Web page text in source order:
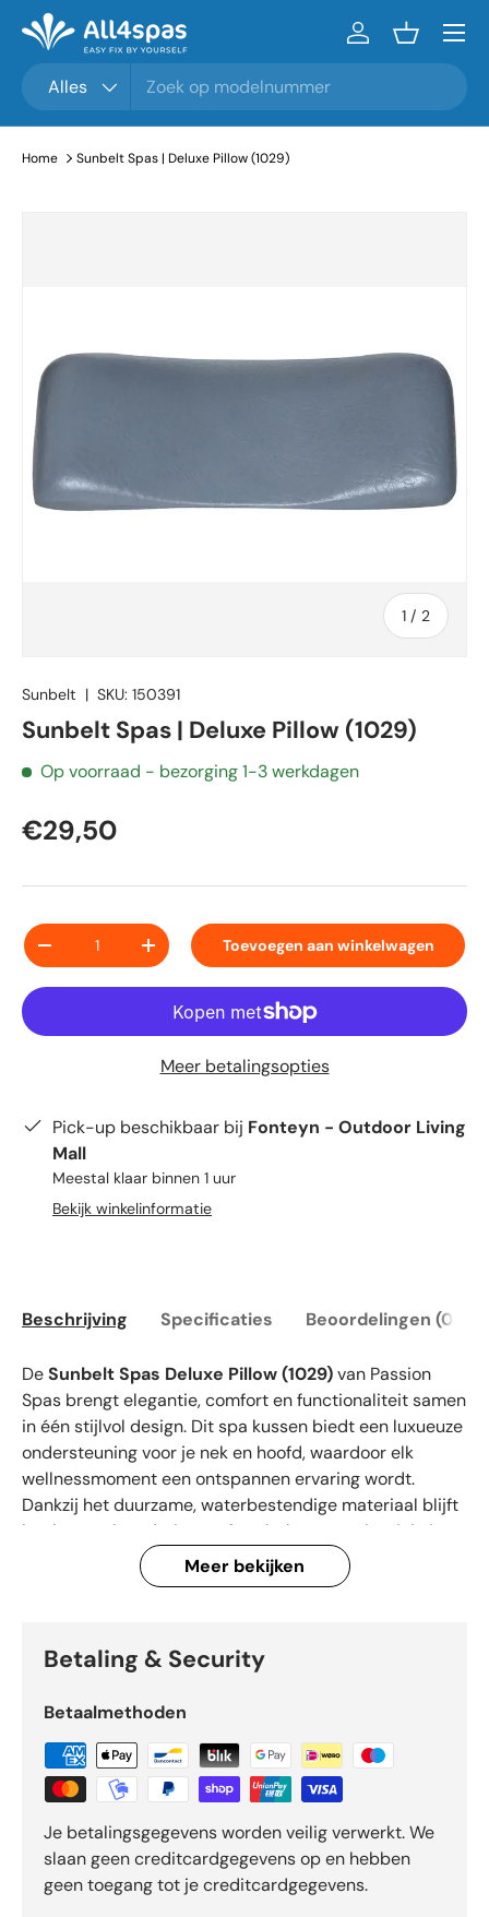
Ga naar inhoud
Alles
InloggenMandje
Menu
Home Sunbelt Spas | Deluxe Pillow (1029)
1 / van
2
Sunbelt | SKU: 150391
Sunbelt Spas | Deluxe Pillow (1029)
Op voorraad - bezorging 1-3 werkdagen
€29,50
Aantal
-
+ Toevoegen aan winkelwagen
Meer betalingsopties
Pick-up beschikbaar bij Fonteyn - Outdoor Living
Mall
Meestal klaar binnen 1 uur
Bekijk winkelinformatie
Beschrijving Specificaties Beoordelingen (0)
DeSunbelt Spas Deluxe Pillow (1029)van Passion
Spas brengt elegantie, comfort en functionaliteit samen
in één stijlvol design. Dit spa kussen biedt een luxueuze
ondersteuning voor je nek en hoofd, waardoor elk
wellnessmoment een ontspannen ervaring wordt.
Dankzij het duurzame, waterbestendige materiaal blijft
het kussen langdurig comfortabel en energiezuinig in
gebruik. Het ergonomische ontwerp past perfect bij
diverse spa modellen en zorgt voor een harmonieuze
duurzaam design dat jarenlang plezier en ontspanning
Meer bekijken
Betaling & Security
Betaalmethoden
Je betalingsgegevens worden veilig verwerkt. We
slaan geen creditcardgegevens op en hebben
geen toegang tot je creditcardgegevens.